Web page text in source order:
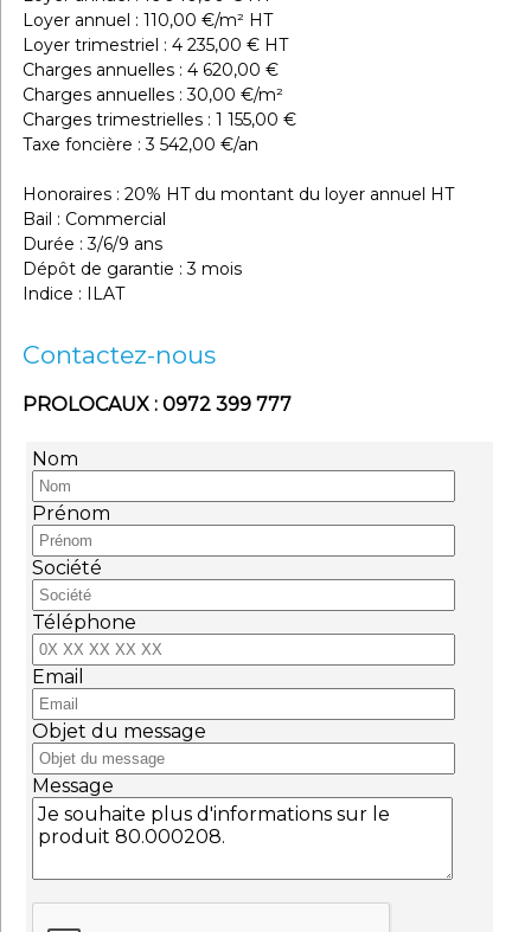
Loyer annuel : 110,00 €/m² HT
Loyer trimestriel : 4 235,00 € HT
Charges annuelles : 4 620,00 €
Charges annuelles : 30,00 €/m²
Charges trimestrielles : 1 155,00 €
Taxe foncière : 3 542,00 €/an
Honoraires : 20% HT du montant du loyer annuel HT
Bail : Commercial
Durée : 3/6/9 ans
Dépôt de garantie : 3 mois
Indice : ILAT
Contactez-nous
PROLOCAUX : 0972 399 777
Nom
Prénom
Société
Téléphone
Email
Objet du message
Message